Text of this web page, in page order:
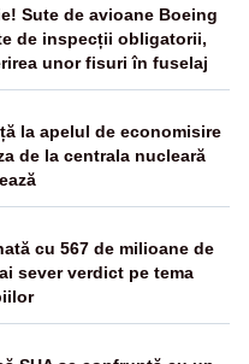
Sute de avioane Boeing
de inspecții obligatorii,
unor fisuri în fuselaj
la apelul de economisire
de la centrala nucleară
cu 567 de milioane de
sever verdict pe tema